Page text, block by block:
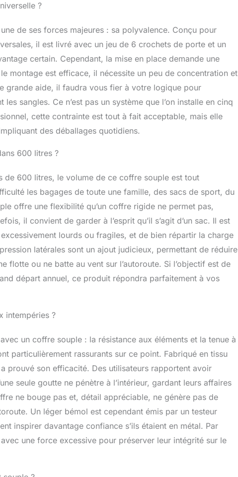
la pluie de pénétrer dans la voiture. Un tapis
la conduite. Portable : ce coffre de toit est léger et facile à
un sac de rangement robuste (38 x 30 x 12 cm)
voiture. Durable et résistant aux intempéries : pour
les conditions météorologiques, ce coffre de toit pliable a
ajoutant une fermeture éclair étanche, en allongeant les
en tissu doublement renforcé. Ils gardent vos affaires au sec
en cas de forte pluie ou de neige.
?
de ses forces majeures : sa polyvalence. Conçu pour
il est livré avec un jeu de 6 crochets de porte et un
certain. Cependant, la mise en place demande une
montage est efficace, il nécessite un peu de concentration et
grande aide, il faudra vous fier à votre logique pour
sangles. Ce n’est pas un système que l’on installe en cinq
cette contrainte est tout à fait acceptable, mais elle
des déballages quotidiens.
600 litres ?
de 600 litres, le volume de ce coffre souple est tout
les bagages de toute une famille, des sacs de sport, du
offre une flexibilité qu’un coffre rigide ne permet pas,
il convient de garder à l’esprit qu’il s’agit d’un sac. Il est
lourds ou fragiles, et de bien répartir la charge
latérales sont un ajout judicieux, permettant de réduire
flotte ou ne batte au vent sur l’autoroute. Si l’objectif est de
départ annuel, ce produit répondra parfaitement à vos
intempéries ?
un coffre souple : la résistance aux éléments et la tenue à
particulièrement rassurants sur ce point. Fabriqué en tissu
prouvé son efficacité. Des utilisateurs rapportent avoir
seule goutte ne pénètre à l’intérieur, gardant leurs affaires
ne bouge pas et, détail appréciable, ne génère pas de
Un léger bémol est cependant émis par un testeur
inspirer davantage confiance s’ils étaient en métal. Par
une force excessive pour préserver leur intégrité sur le